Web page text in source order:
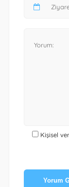
Kişisel
Yorum